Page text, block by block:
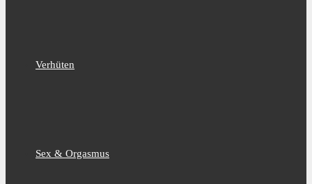
Verhüten
Sex & Orgasmus